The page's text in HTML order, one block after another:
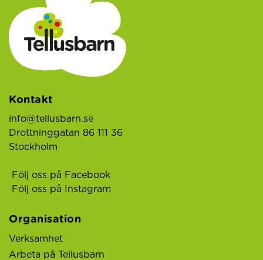
Kontakt
info@tellusbarn.se
Drottninggatan 86 111 36
Stockholm
Följ oss på Facebook
Följ oss på Instagram
Organisation
Verksamhet
Arbeta på Tellusbarn